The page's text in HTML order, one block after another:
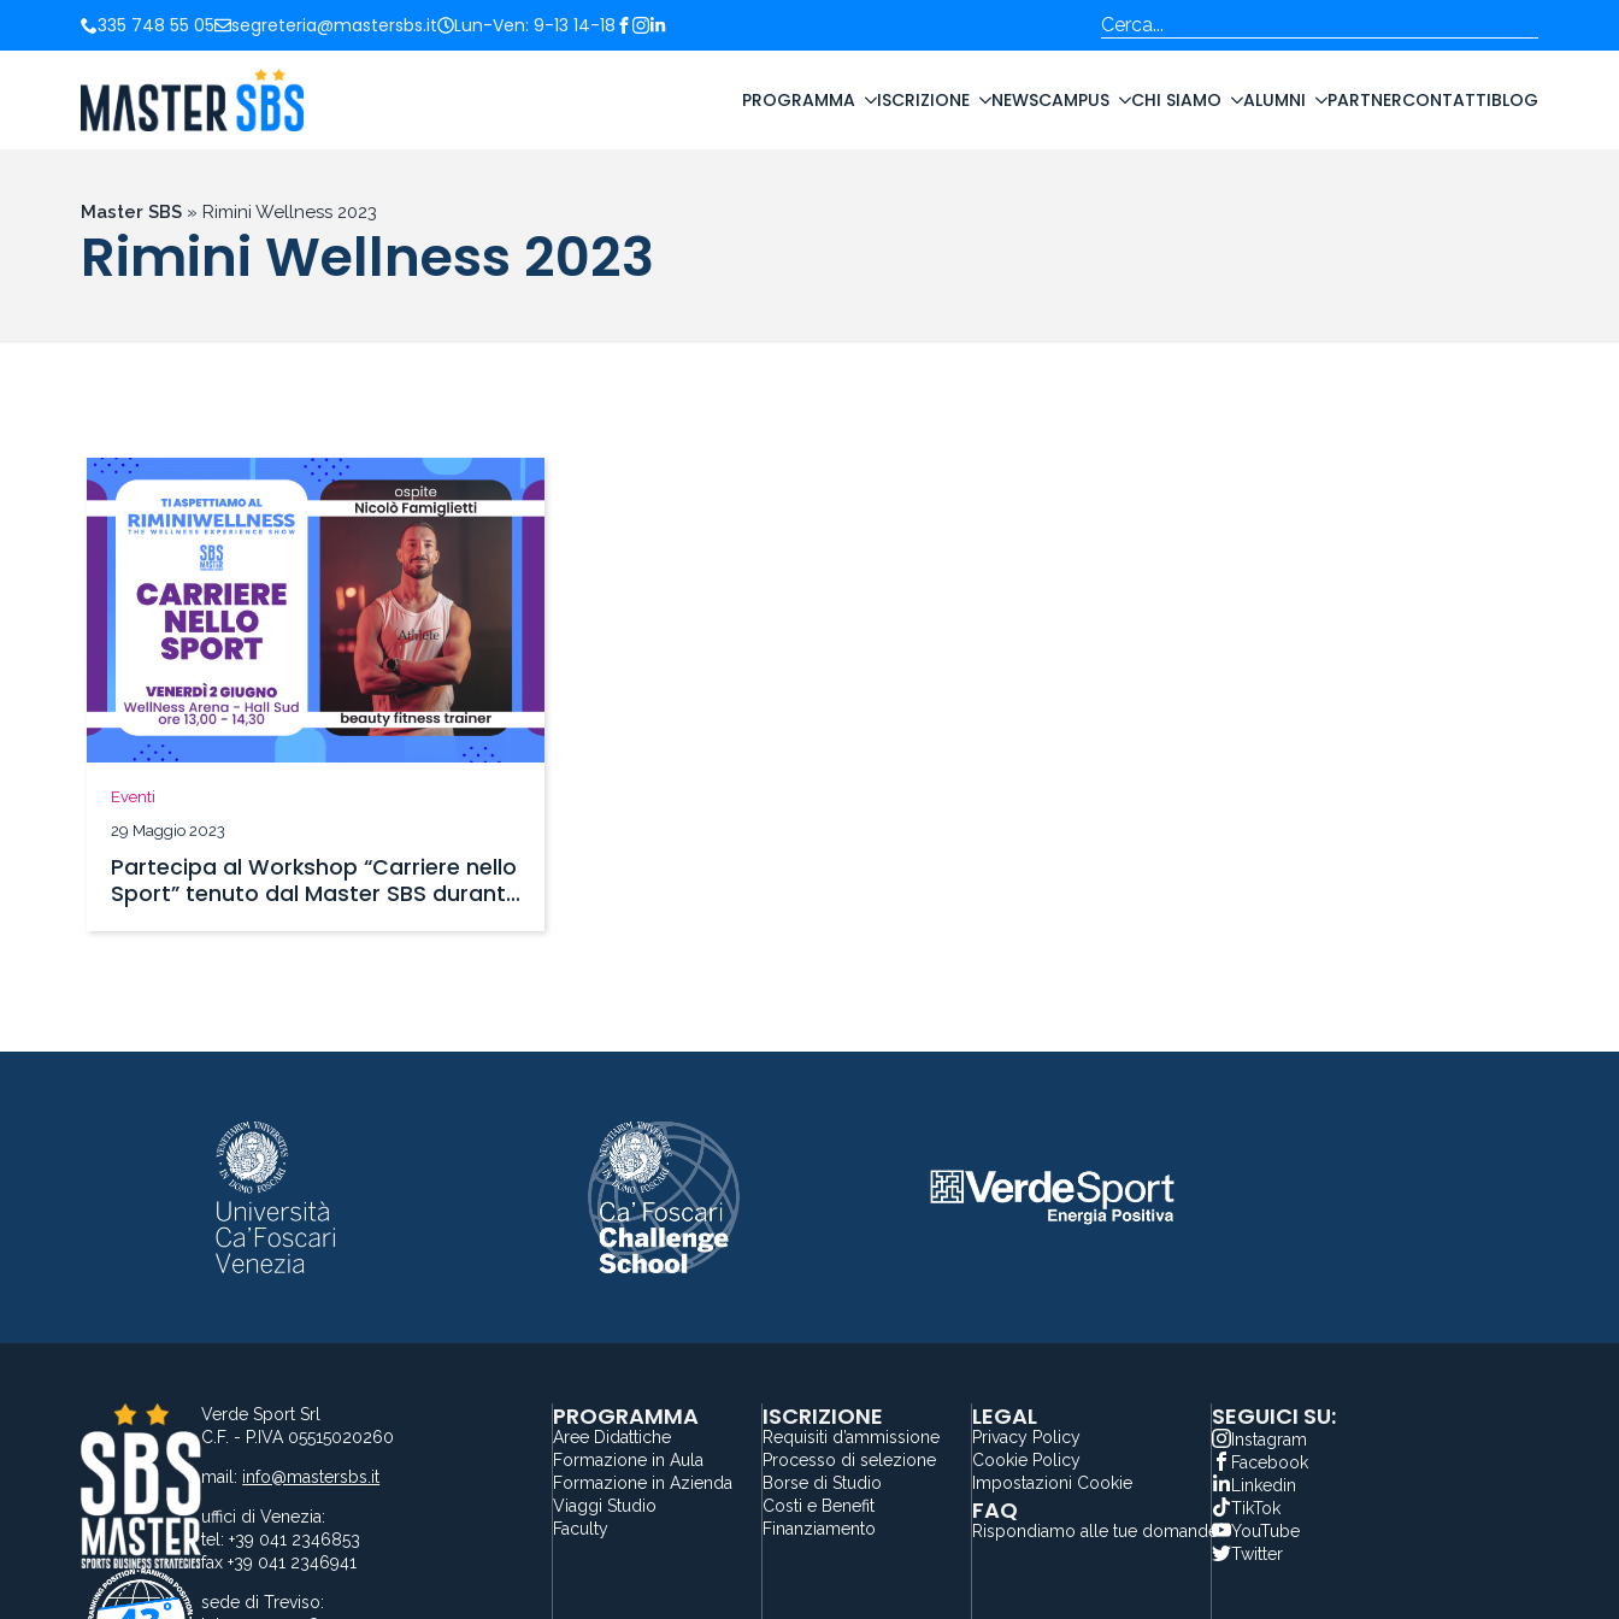
335 748 55 05 segreteria@mastersbs.it Lun-Ven: 9-13 14-18 Cerca
PROGRAMMA ISCRIZIONE NEWSCAMPUS CHI SIAMO ALUMNI PARTNERCONTATTIBLOG
Master SBS » Rimini Wellness 2023
Rimini Wellness 2023
Eventi
29 Maggio 2023
Partecipa al Workshop “Carriere nello
Sport” tenuto dal Master SBS durante
Verde Sport Srl
C.F. - P.IVA 05515020260
mail: info@mastersbs.it
uffici di Venezia:
tel: +39 041 2346853
fax +39 041 2346941
sede di Treviso:
PROGRAMMA
Aree Didattiche
Formazione in Aula
Formazione in Azienda
Viaggi Studio
Faculty
ISCRIZIONE
Requisiti d’ammissione
Processo di selezione
Borse di Studio
Costi e Benefit
Finanziamento
LEGAL
Privacy Policy
Cookie Policy
Impostazioni Cookie
FAQ
Rispondiamo alle tue domande
SEGUICI SU:
Instagram
Facebook
Linkedin
TikTok
YouTube
Twitter